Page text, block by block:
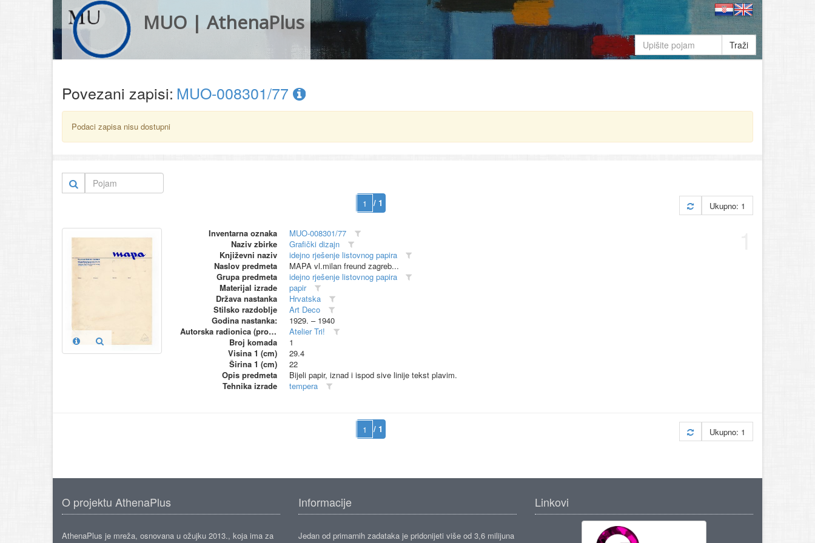
MUO | AthenaPlus
Traži
Povezani zapisi: MUO-008301/77
Podaci zapisa nisu dostupni
/ 1 Ukupno: 1
Inventarna oznaka
MUO-008301/77
Naziv zbirke
Grafički dizajn
Književni naziv
idejno rješenje listovnog papira
Naslov predmeta
MAPA vl.milan freund zagreb...
Grupa predmeta
idejno rješenje listovnog papira
Materijal izrade
papir
Država nastanka
Hrvatska
Stilsko razdoblje
Art Deco
Godina nastanka:
1929. – 1940
Autorska radionica (proizvođač)
Atelier Tri!
Broj komada
1
Visina 1 (cm)
29.4
Širina 1 (cm)
22
Opis predmeta
Bijeli papir, iznad i ispod sive linije tekst plavim.
Tehnika izrade
tempera
/ 1 Ukupno: 1
O projektu AthenaPlus
AthenaPlus je mreža, osnovana u ožujku 2013., koja ima za
Informacije
Jedan od primarnih zadataka je pridonijeti više od 3,6 milijuna
Linkovi